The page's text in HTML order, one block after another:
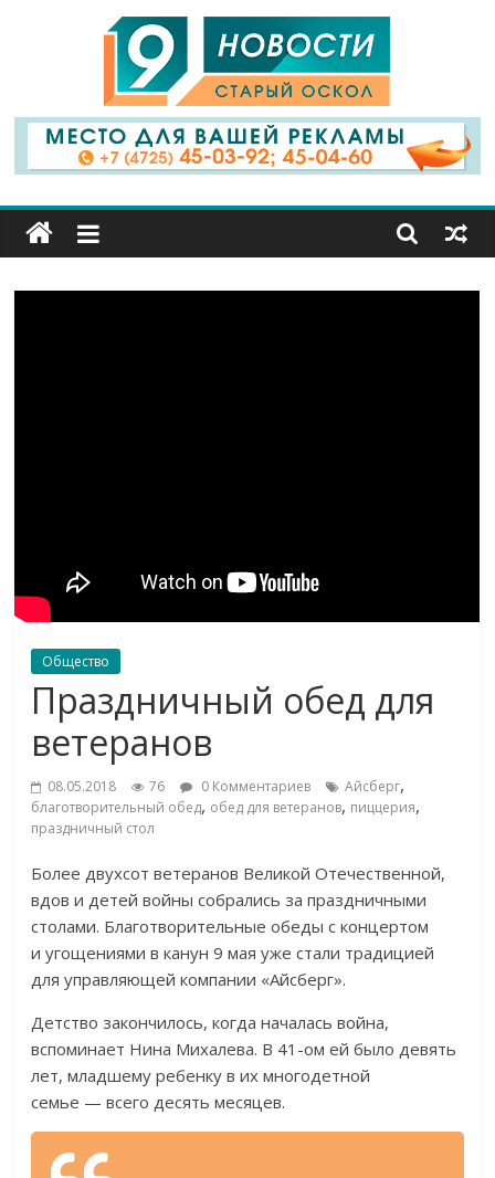
9
Канал
Старый
Общество
Праздничный обед для
ветеранов
08.05.2018 76 0 Комментариев Айсберг,
благотворительный обед, обед для ветеранов, пиццерия,
праздничный стол
Более двухсот ветеранов Великой Отечественной,
вдов и детей войны собрались за праздничными
столами. Благотворительные обеды с концертом
и угощениями в канун 9 мая уже стали традицией
для управляющей компании «Айсберг».
Детство закончилось, когда началась война,
вспоминает Нина Михалева. В 41-ом ей было девять
лет, младшему ребенку в их многодетной
семье — всего десять месяцев.